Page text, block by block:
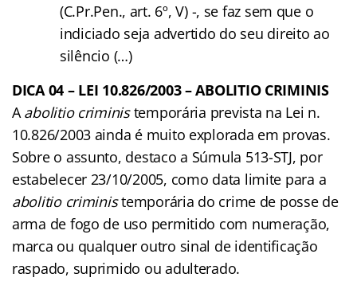
(C.Pr.Pen., art. 6º, V) -, se faz sem que o
indiciado seja advertido do seu direito ao
silêncio (…)
DICA 04 – LEI 10.826/2003 – ABOLITIO CRIMINIS
Aabolitio criministemporária prevista na Lei n.
10.826/2003 ainda é muito explorada em provas.
Sobre o assunto, destaco a Súmula 513-STJ, por
estabelecer 23/10/2005, como data limite para a
abolitio criministemporária do crime de posse de
arma de fogo de uso permitido com numeração,
marca ou qualquer outro sinal de identificação
raspado, suprimido ou adulterado.